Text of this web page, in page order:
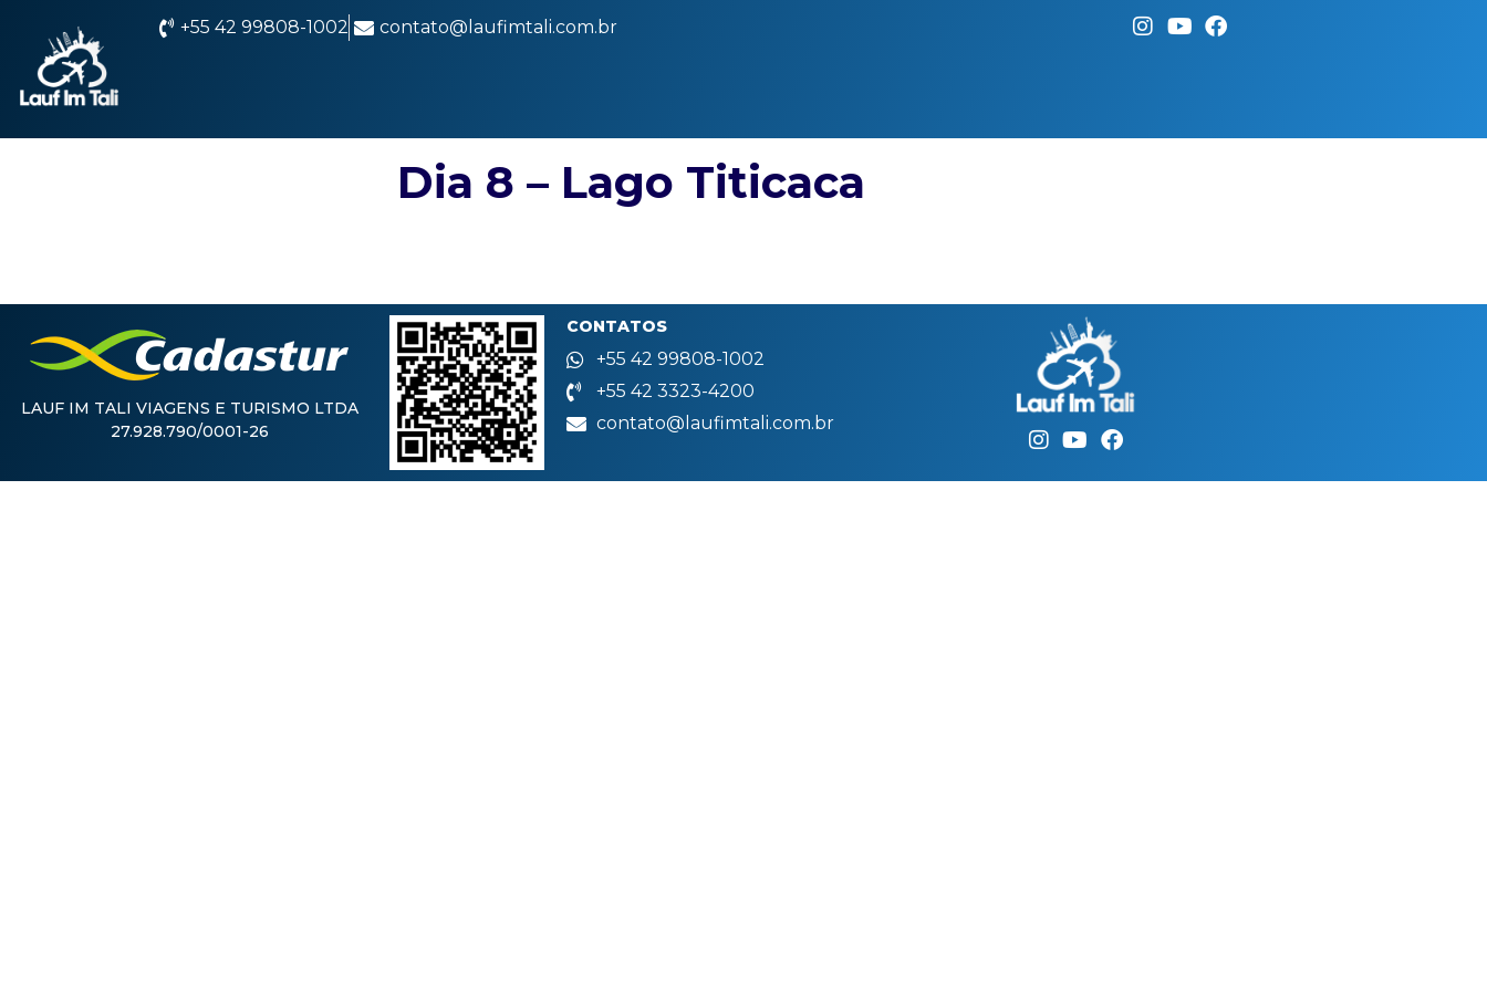
+55 42 99808-1002 contato@laufimtali.com.br
Dia 8 – Lago Titicaca
LAUF IM TALI VIAGENS E TURISMO LTDA
27.928.790/0001-26
CONTATOS
+55 42 99808-1002
+55 42 3323-4200
contato@laufimtali.com.br